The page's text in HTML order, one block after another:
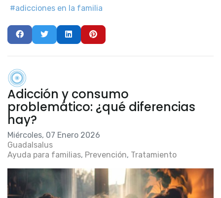
adicciones en la familia
Adicción y consumo
problemático: ¿qué diferencias
hay?
Miércoles, 07 Enero 2026
Guadalsalus
Ayuda para familias Prevención Tratamiento